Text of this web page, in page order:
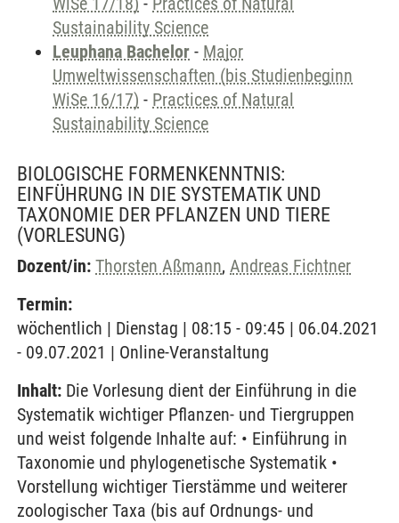
Sustainability Science
Leuphana Bachelor - Major
Umweltwissenschaften (bis Studienbeginn
WiSe 16/17) - Practices of Natural
Sustainability Science
BIOLOGISCHE FORMENKENNTNIS:
EINFÜHRUNG IN DIE SYSTEMATIK UND
TAXONOMIE DER PFLANZEN UND TIERE
(VORLESUNG)
Dozent/in: Thorsten Aßmann, Andreas Fichtner
Termin:
wöchentlich | Dienstag | 08:15 - 09:45 | 06.04.2021
- 09.07.2021 | Online-Veranstaltung
Inhalt: Die Vorlesung dient der Einführung in die
Systematik wichtiger Pflanzen- und Tiergruppen
und weist folgende Inhalte auf: • Einführung in
Taxonomie und phylogenetische Systematik •
Vorstellung wichtiger Tierstämme und weiterer
zoologischer Taxa (bis auf Ordnungs- und